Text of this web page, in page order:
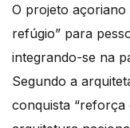
O projeto
refúgio” para
integrando-se na
Segundo a
conquista